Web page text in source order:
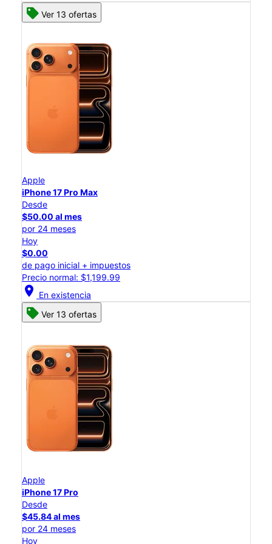
Ver 13 ofertas
Apple
iPhone 17 Pro Max
Desde
$50.00 al mes
por 24 meses
Hoy
$0.00
de pago inicial + impuestos
Precio normal: $1,199.99
location_on En existencia
Ver 13 ofertas
Apple
iPhone 17 Pro
Desde
$45.84 al mes
por 24 meses
Hoy